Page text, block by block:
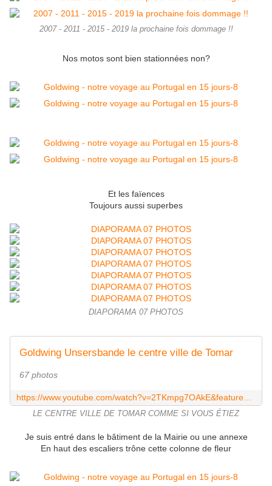
2007 - 2011 - 2015 - 2019 la prochaine fois dommage !!
Nos motos sont bien stationnées non?
Et les faïences
Toujours aussi superbes
DIAPORAMA 07 PHOTOS
Goldwing Unsersbande le centre ville de Tomar
67 photos
LE CENTRE VILLE DE TOMAR COMME SI VOUS ÉTIEZ
Je suis entré dans le bâtiment de la Mairie ou une annexe
En haut des escaliers trône cette colonne de fleur